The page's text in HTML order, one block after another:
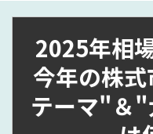
2025年相
今年の株
テーマ"＆"